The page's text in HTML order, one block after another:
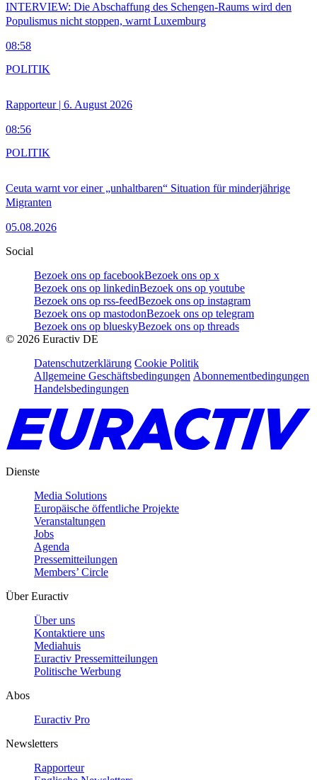
INTERVIEW: Die Abschaffung des Schengen-Raums wird den
Populismus nicht stoppen, warnt Luxemburg
08:58
Rapporteur | 6. August 2026
08:56
POLITIK
Ceuta warnt vor einer „unhaltbaren“ Situation für minderjährige
Migranten
05.08.2026
POLITIK
Social
Bezoek ons op facebookBezoek ons op x
Bezoek ons op linkedinBezoek ons op youtube
Bezoek ons op rss-feedBezoek ons op instagram
Bezoek ons op mastodonBezoek ons op telegram
Bezoek ons op blueskyBezoek ons op threads
© 2026 Euractiv DE
Datenschutzerklärung Cookie Politik
Allgemeine Geschäftsbedingungen Abonnementbedingungen
Handelsbedingungen
Dienste
Media Solutions
Europäische öffentliche Projekte
Veranstaltungen
Jobs
Agenda
Pressemitteilungen
Members’ Circle
Über Euractiv
Über uns
Kontaktiere uns
Mediahuis
Euractiv Pressemitteilungen
Politische Werbung
Abos
Euractiv Pro
Newsletters
Rapporteur